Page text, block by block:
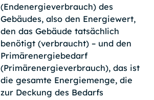
(Endenergieverbrauch) des
Gebäudes, also den Energiewert,
den das Gebäude tatsächlich
benötigt (verbraucht) – und den
Primärenergiebedarf
(Primärenergieverbrauch), das ist
die gesamte Energiemenge, die
zur Deckung des Bedarfs